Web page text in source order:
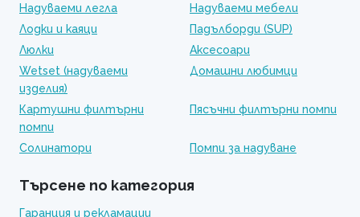
Надуваеми легла
Надуваеми мебели
Лодки и каяци
Падълборди (SUP)
Люлки
Аксесоари
Wetset (надуваеми
изделия)
Домашни любимци
Картушни филтърни
помпи
Пясъчни филтърни помпи
Солинатори Помпи за надуване
Търсене по категория
Гаранция и рекламации